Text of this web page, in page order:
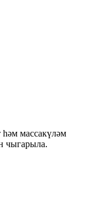
һәм массакүләм
чыгарыла.